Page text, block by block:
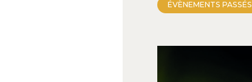
ÉVÈNEMENTS PASSÉS